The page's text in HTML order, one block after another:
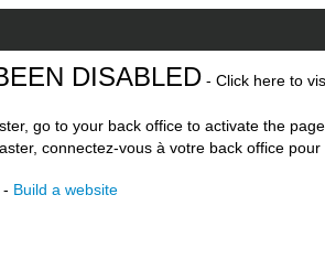
DISABLED - Click here to
go to your back office to activate the
connectez-vous à votre back office
- Build a website